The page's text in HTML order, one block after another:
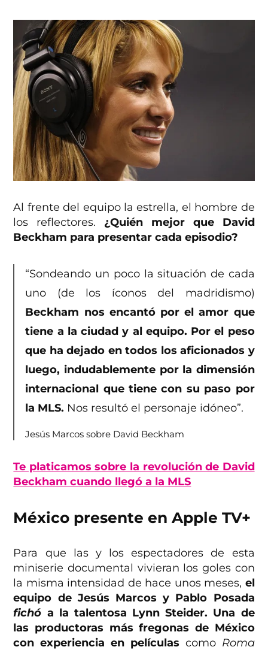
Al frente del equipo la estrella, el hombre de
los reflectores. ¿Quién mejor que David
Beckham para presentar cada episodio?
“Sondeando un poco la situación de cada
uno (de los íconos del madridismo)
Beckham nos encantó por el amor que
tiene a la ciudad y al equipo. Por el peso
que ha dejado en todos los aficionados y
luego, indudablemente por la dimensión
internacional que tiene con su paso por
la MLS. Nos resultó el personaje idóneo”.
Jesús Marcos sobre David Beckham
Te platicamos sobre la revolución de David
Beckham cuando llegó a la MLS
México presente en Apple TV+
Para que las y los espectadores de esta
miniserie documental vivieran los goles con
la misma intensidad de hace unos meses, el
equipo de Jesús Marcos y Pablo Posada
fichó a la talentosa Lynn Steider. Una de
las productoras más fregonas de México
con experiencia en películas como Roma